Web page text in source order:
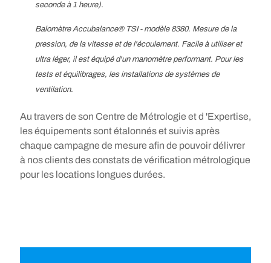
seconde à 1 heure).
Balomètre Accubalance® TSI - modèle 8380. Mesure de la
pression, de la vitesse et de l'écoulement. Facile à utiliser et
ultra léger, il est équipé d'un manomètre performant. Pour les
tests et équilibrages, les installations de systèmes de
ventilation.
Au travers de son Centre de Métrologie et d 'Expertise,
les équipements sont étalonnés et suivis après
chaque campagne de mesure afin de pouvoir délivrer
à nos clients des constats de vérification métrologique
pour les locations longues durées.